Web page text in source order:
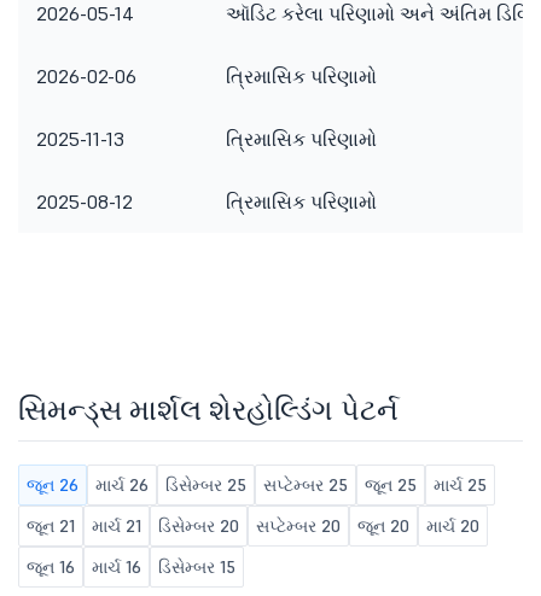
2026-05-14 ઑડિટ કરેલા પરિણામો અને અંતિમ
2026-02-06 ત્રિમાસિક પરિણામો
2025-11-13 ત્રિમાસિક પરિણામો
2025-08-12 ત્રિમાસિક પરિણામો
સિમન્ડ્સ માર્શલ શેરહોલ્ડિંગ પેટર્ન
જૂન 26 માર્ચ 26 ડિસેમ્બર 25 સપ્ટેમ્બર 25 જૂન 25
માર્ચ 25
જૂન 21
માર્ચ 21 ડિસેમ્બર 20 સપ્ટેમ્બર 20 જૂન 20
માર્ચ 20
જૂન 16
માર્ચ 16 ડિસેમ્બર 15